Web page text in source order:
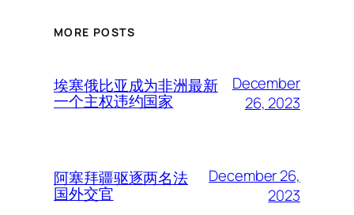
MORE POSTS
埃塞俄比亚成为非洲最新
一个主权违约国家
December
26, 2023
阿塞拜疆驱逐两名法
国外交官
December 26,
2023